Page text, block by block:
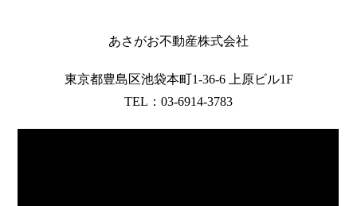
あさがお不動産株式会社
東京都豊島区池袋本町1-36-6 上原ビル1F
TEL：03-6914-3783